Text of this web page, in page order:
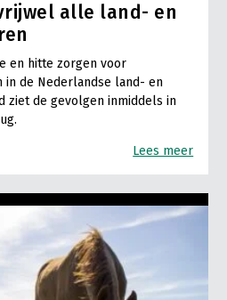
alle land- en
en hitte zorgen voor
de Nederlandse land- en
ziet de gevolgen inmiddels in
Lees meer